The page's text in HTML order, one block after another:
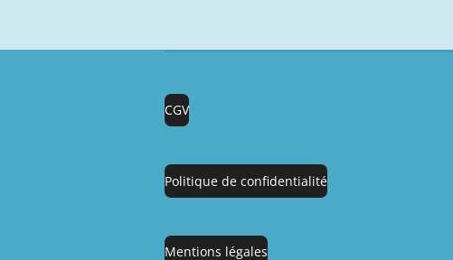
CGV
Politique de confidentialité
Mentions légales